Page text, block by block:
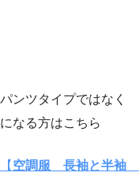
パンツタイプではなく
になる方はこちら
【 空調服 長袖と半袖